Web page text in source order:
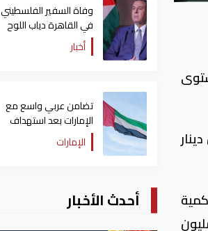
نقطة ليبلغ مستوى
صفقة نقدية بقيمة 24.3 مليون دينار
من خلال كمية
صفقات نقدية بقيمة 12.2 مليون دينار «نحو 41.48 مليون
وفاة السفير الفلسطيني
في القاهرة دياب اللوح
أخبار
تضامن عربي واسع مع
الإمارات بعد استهداف
ناقلة في مضيق هرمز
الإمارات
أحدث الأخبار